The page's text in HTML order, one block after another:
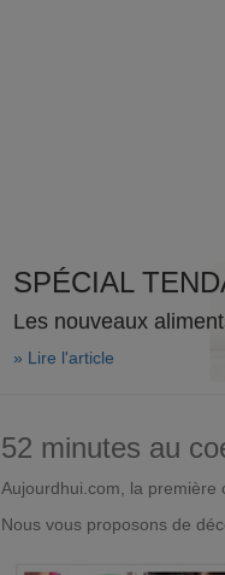
SPÉCIAL
Les nouveaux
» Lire l'article
52 minutes au
Aujourdhui.com, la première
Nous vous proposons de